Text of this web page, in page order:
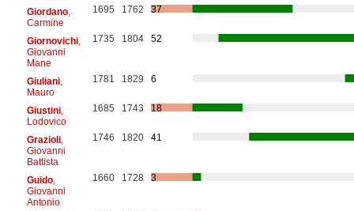
Giordano,
Carmine
1695 1762 37
Giornovichi,
Giovanni
Mane
1735 1804 52
Giuliani,
Mauro
1781 1829 6
Giustini,
Lodovico
1685 1743 18
Grazioli,
Giovanni
Battista
1746 1820 41
Guido,
Giovanni
Antonio
1660 1728 3